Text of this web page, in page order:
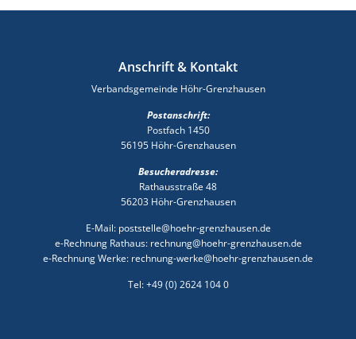
Anschrift & Kontakt
Verbandsgemeinde Höhr-Grenzhausen
Postanschrift:
Postfach 1450
56195 Höhr-Grenzhausen
Besucheradresse:
Rathausstraße 48
56203 Höhr-Grenzhausen
E-Mail: poststelle@hoehr-grenzhausen.de
e-Rechnung Rathaus: rechnung@hoehr-grenzhausen.de
e-Rechnung Werke: rechnung-werke@hoehr-grenzhausen.de
Tel: +49 (0) 2624 104 0